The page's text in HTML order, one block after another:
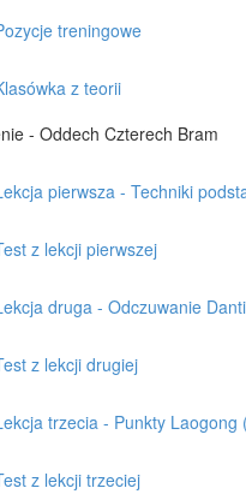
treningowe
z teorii
- Oddech Czterech Bram
pierwsza - Techniki
z lekcji pierwszej
druga - Odczuwanie
z lekcji drugiej
trzecia - Punkty Laogong
z lekcji trzeciej